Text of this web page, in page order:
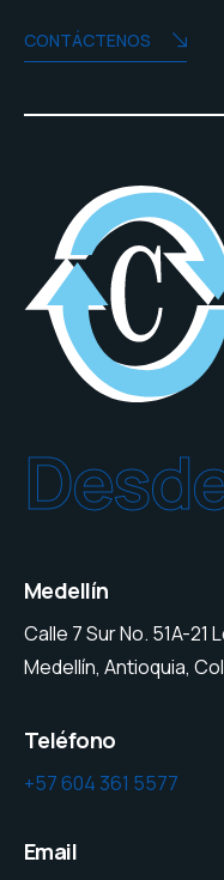
CONTÁCTENOS
Medellín
Calle 7 Sur No. 51A-21
Medellín, Antioquia,
Teléfono
+57 604 361 5577
Email